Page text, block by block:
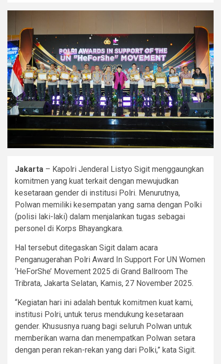
Jakarta – Kapolri Jenderal Listyo Sigit menggaungkan
komitmen yang kuat terkait dengan mewujudkan
kesetaraan gender di institusi Polri. Menurutnya,
Polwan memiliki kesempatan yang sama dengan Polki
(polisi laki-laki) dalam menjalankan tugas sebagai
personel di Korps Bhayangkara.
Hal tersebut ditegaskan Sigit dalam acara
Penganugerahan Polri Award In Support For UN Women
‘HeForShe’ Movement 2025 di Grand Ballroom The
Tribrata, Jakarta Selatan, Kamis, 27 November 2025.
“Kegiatan hari ini adalah bentuk komitmen kuat kami,
institusi Polri, untuk terus mendukung kesetaraan
gender. Khususnya ruang bagi seluruh Polwan untuk
memberikan warna dan menempatkan Polwan setara
dengan peran rekan-rekan yang dari Polki,” kata Sigit.